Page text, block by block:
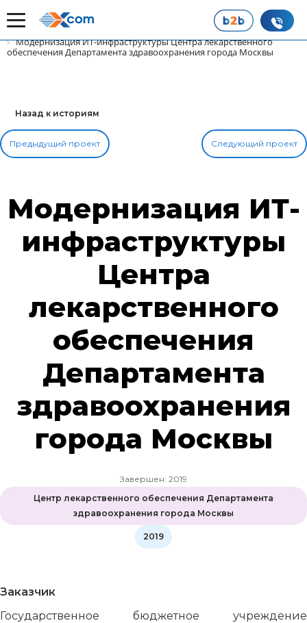
Главная
Наши истории успеха
Модернизация ИТ-инфраструктуры Центра лекарственного
обеспечения Департамента здравоохранения города Москвы
Назад к историям
Предыдущий проект Следующий проект
Модернизация ИТ-
инфраструктуры
Центра
лекарственного
обеспечения
Департамента
здравоохранения
города Москвы
Завершен: 2019
Центр лекарственного обеспечения Департамента
здравоохранения города Москвы
2019
Заказчик
Государственное бюджетное учреждение